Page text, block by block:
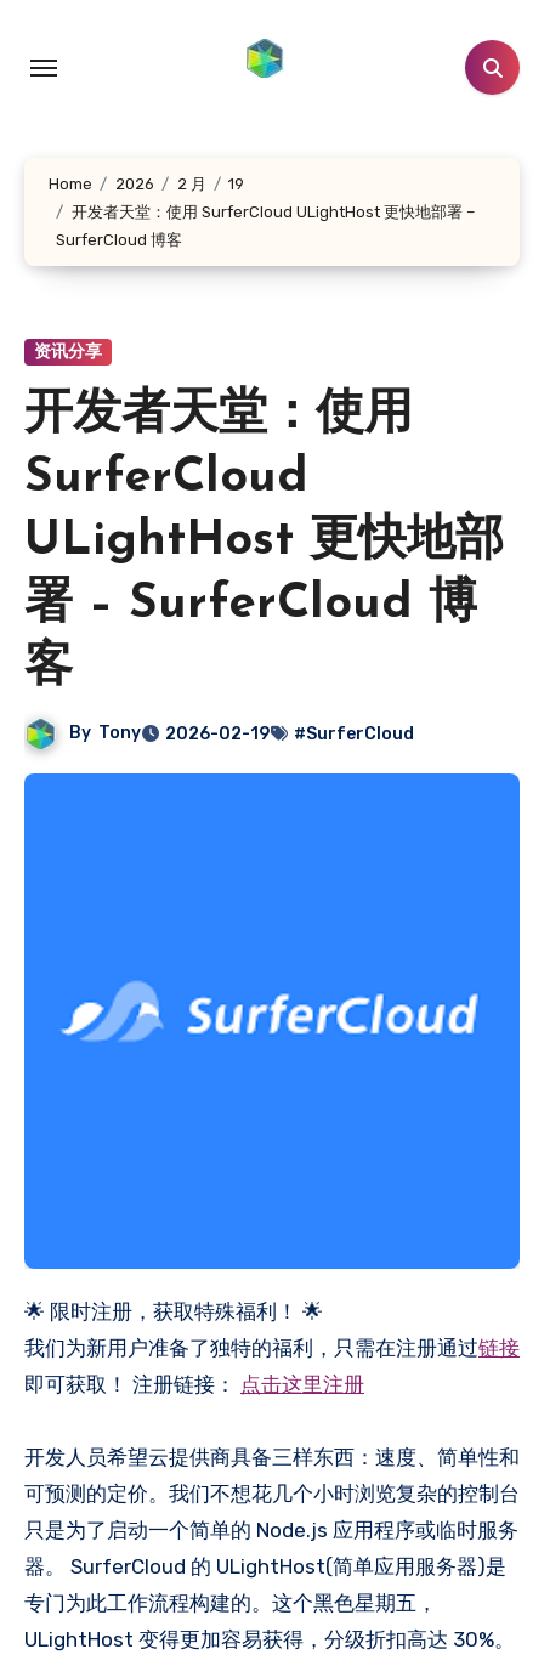
Home 2026 2 月
19
开发者天堂：使用 SurferCloud ULightHost 更快地部署 –
SurferCloud 博客
资讯分享
开发者天堂：使用
SurferCloud
ULightHost 更快地部
署 – SurferCloud 博
客
By Tony 2026-02-19 #SurferCloud
🌟 限时注册，获取特殊福利！ 🌟
我们为新用户准备了独特的福利，只需在注册通过链接
即可获取！ 注册链接： 点击这里注册
开发人员希望云提供商具备三样东西：速度、简单性和
可预测的定价。我们不想花几个小时浏览复杂的控制台
只是为了启动一个简单的 Node.js 应用程序或临时服务
器。 SurferCloud 的 ULightHost(简单应用服务器)是
专门为此工作流程构建的。这个黑色星期五，
ULightHost 变得更加容易获得，分级折扣高达 30%。